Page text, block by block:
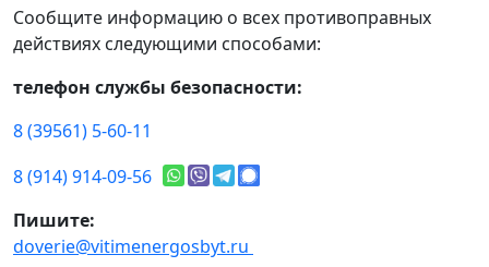
Сообщите информацию о всех противоправных
действиях следующими способами:
телефон службы безопасности:
8 (39561) 5-60-11
8 (914) 914-09-56
Пишите:
doverie@vitimenergosbyt.ru